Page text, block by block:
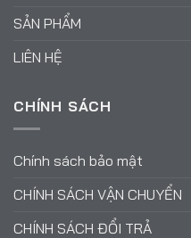
SẢN PHẨM
LIÊN HỆ
CHÍNH SÁCH
Chính sách bảo mật
CHÍNH SÁCH VẬN CHUYỂN
CHÍNH SÁCH ĐỔI TRẢ